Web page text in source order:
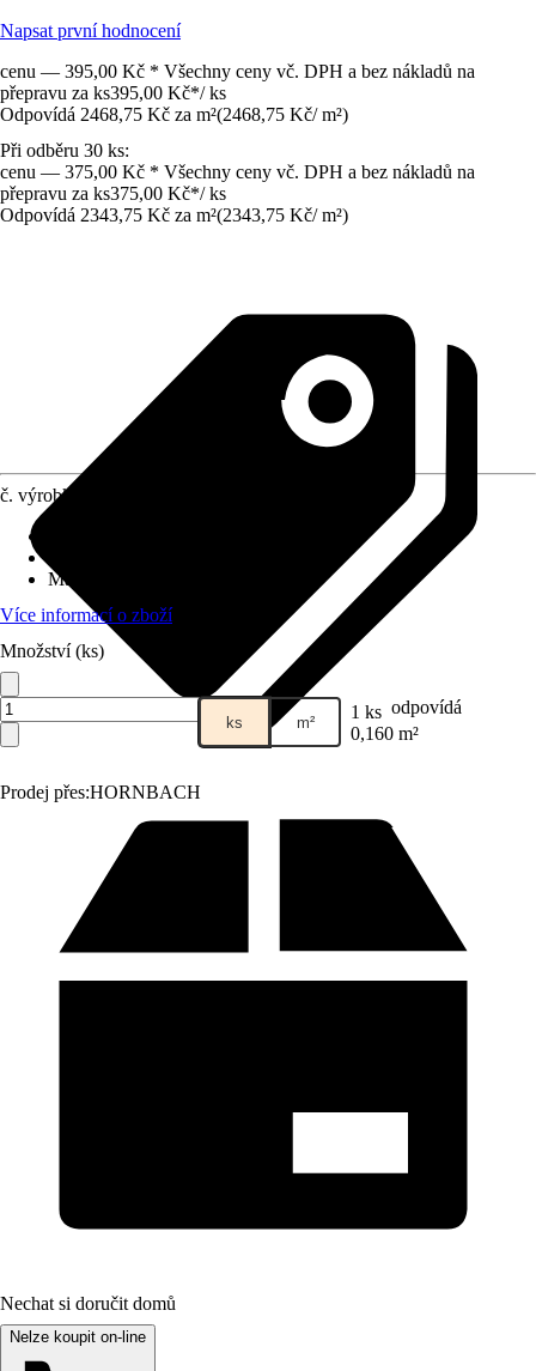
Napsat první hodnocení
cenu — 395,00 Kč * Všechny ceny vč. DPH a bez nákladů na
přepravu za ks395,00 Kč*/ ks
Odpovídá 2468,75 Kč za m²(2468,75 Kč/ m²)
Při odběru 30 ks:
cenu — 375,00 Kč * Všechny ceny vč. DPH a bez nákladů na
přepravu za ks375,00 Kč*/ ks
Odpovídá 2343,75 Kč za m²(2343,75 Kč/ m²)
Prodej přes:HORNBACH
č. výrobku
Materiál
Více informací o zboží
Množství (ks)
ks m² 1 ks odpovídá
0,160 m²
Nechat si doručit domů
Nelze koupit on-line